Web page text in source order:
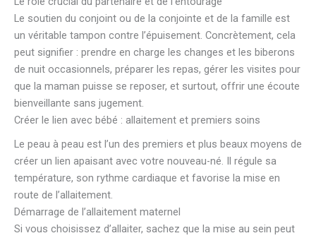
Le soutien du conjoint ou de la conjointe et de la famille est
un véritable tampon contre l’épuisement. Concrètement, cela
peut signifier : prendre en charge les changes et les biberons
de nuit occasionnels, préparer les repas, gérer les visites pour
que la maman puisse se reposer, et surtout, offrir une écoute
bienveillante sans jugement.
Créer le lien avec bébé : allaitement et premiers soins
Le peau à peau est l’un des premiers et plus beaux moyens de
créer un lien apaisant avec votre nouveau-né. Il régule sa
température, son rythme cardiaque et favorise la mise en
route de l’allaitement.
Démarrage de l’allaitement maternel
Si vous choisissez d’allaiter, sachez que la mise au sein peut